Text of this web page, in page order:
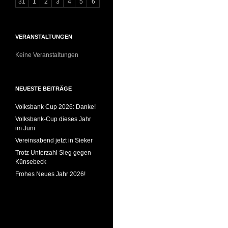
VERANSTALTUNGEN
Keine Veranstaltungen
NEUESTE BEITRÄGE
Volksbank Cup 2026: Danke!
Volksbank-Cup dieses Jahr
im Juni
Vereinsabend jetzt in Sieker
Trotz Unterzahl Sieg gegen
Künsebeck
Frohes Neues Jahr 2026!